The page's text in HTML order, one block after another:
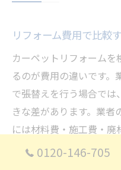
リフォーム費用で比較
カーペットリフォーム
るのが費用の違いです。
で張替えを行う場合で
きな差があります。業
には材料費・施工費・
でおおよそ3万円～7万
の場合はカーペットの
0120-146-705